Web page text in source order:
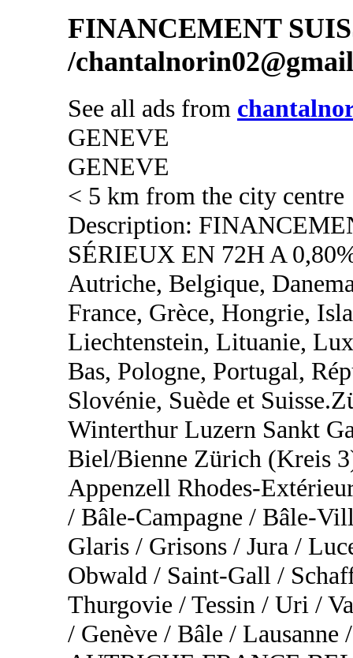
FINANCEMENT
/
See all ads from
GENEVE
GENEVE
< 5 km from the city centre
Description:
SÉRIEUX EN 72H A
Autriche, Belgique,
France, Grèce, Hongrie,
Liechtenstein, Lituanie,
Bas, Pologne, Portugal,
Slovénie, Suède et
Winterthur Luzern Sankt
Biel/Bienne Zürich (Kreis
Appenzell Rhodes-
/ Bâle-Campagne / Bâle-
Glaris / Grisons / Jura /
Obwald / Saint-Gall /
Thurgovie / Tessin / Uri /
/ Genève / Bâle /